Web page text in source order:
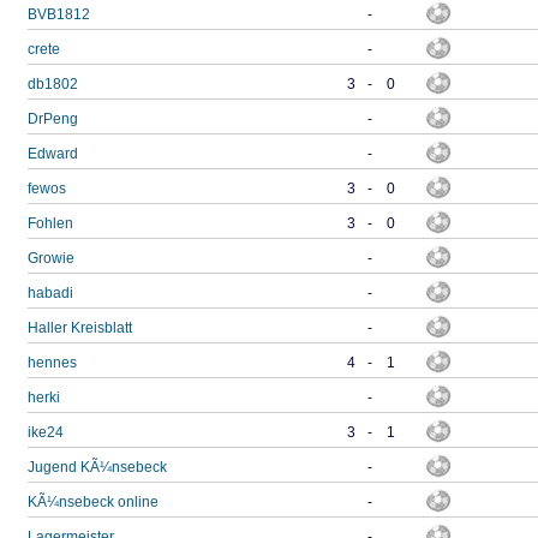
BVB1812 -
crete -
db1802 3 - 0
DrPeng -
Edward -
fewos 3 - 0
Fohlen 3 - 0
Growie -
habadi -
Haller Kreisblatt -
hennes 4 - 1
herki -
ike24 3 - 1
Jugend KÃ¼nsebeck -
KÃ¼nsebeck online -